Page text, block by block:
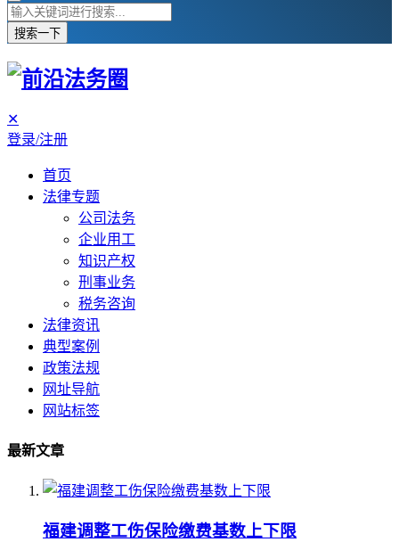
搜索一下
✕
登录/注册
首页
法律专题
公司法务
企业用工
知识产权
刑事业务
税务咨询
法律资讯
典型案例
政策法规
网址导航
网站标签
最新文章
福建调整工伤保险缴费基数上下限